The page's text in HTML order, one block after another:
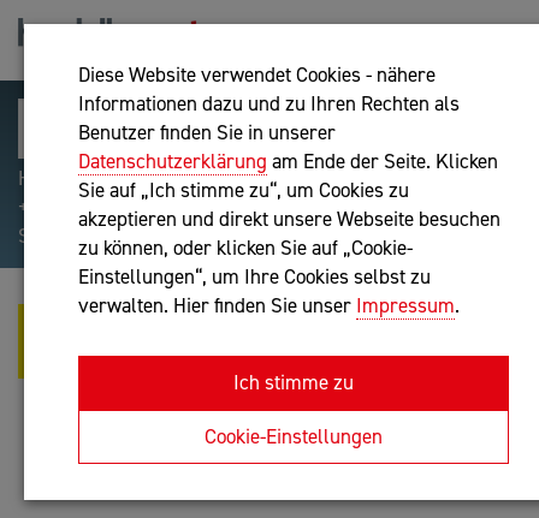
Diese Website verwendet Cookies - nähere
Informationen dazu und zu Ihren Rechten als
Benutzer finden Sie in unserer
Datenschutzerklärung am Ende der Seite. Klicken
Sie auf „Ich stimme zu“, um Cookies zu
akzeptieren und direkt unsere Webseite besuchen
zu können, oder klicken Sie auf „Cookie-
Einstellungen“, um Ihre Cookies selbst zu
verwalten. Hier finden Sie unser Impressum.
Ich stimme zu
Cookie-Einstellungen
Hilfreiche Suchparameter: Begriff einschließen:
+webshop, Begriff ausschließen: -webshop, Exakter
Suchbegriff: "internet of things"
FEINER LADEN E.U. - BERATEN -
ENTWICKELN - REFLEKTIEREN
Unternehmensberatung
Anfrage oder Rückruf